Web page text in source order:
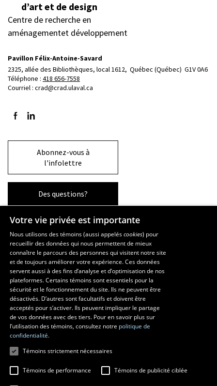
d’art et de design
Centre de recherche en
aménagementet développement
Pavillon Félix-Antoine-Savard
2325, allée des Bibliothèques, local 1612, Québec (Québec)  G1V 0A6
Téléphone : 418 656-7558
Courriel : crad@crad.ulaval.ca
Suivez-nous sur Facebook
Suivez-nous sur LinkedIn
Abonnez-vous à
l'infolettre
Des questions?
La Faculté et ses écoles
Faculté d’aménagement, d’architecture, d’art et de design
École d’art
École supérieure d’aménagement du territoire et de développement
régional
École d’architecture
École de design
Votre vie privée est importante
Nous utilisons des témoins (aussi appeléscookies) pour
recueillir des données qui nous permettent de mieux
connaître le parcours des personnes qui visitent notre site
et de toujours améliorer votre expérience. Ces données
servent aussi à des fins d’analyse et d’optimisation de nos
plateformes. Certains témoins sont essentiels pour la
sécurité et le fonctionnement du site. Ils ne peuvent être
désactivés. D’autres sont facultatifs et doivent être
acceptés pour s’activer. Ils peuvent impliquer le partage
de vos données avec des tiers. Pour en savoir plus sur
l’utilisation des témoins, consultez notre politique de
confidentialité.
Témoins strictement nécessaires
Témoins de performance Témoins de publicité ciblée